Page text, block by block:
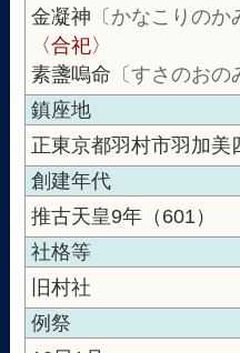
金凝神 〔かなこりのか
〈合祀〉
素盞嗚命 〔すさのおの
鎮座地
正東京都羽村市羽加美
創建年代
推古天皇9年（601）
社格等
旧村社
例祭